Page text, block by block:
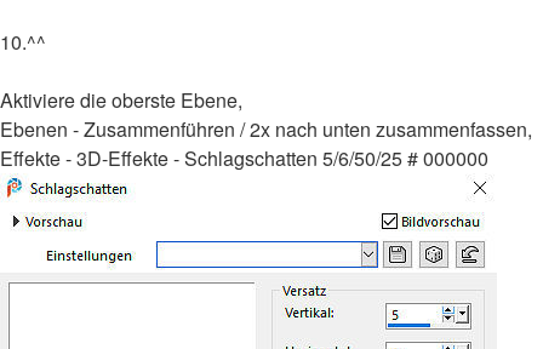
10.^^
Aktiviere die oberste Ebene,
Ebenen - Zusammenführen / 2x nach unten zusammenfassen,
Effekte - 3D-Effekte - Schlagschatten 5/6/50/25 # 000000